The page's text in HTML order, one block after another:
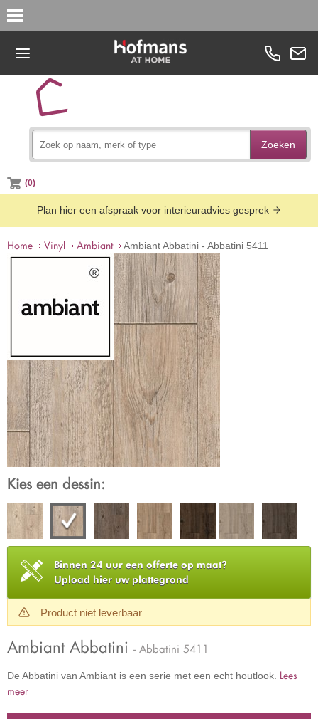
Zoeken
(0)
Plan hier een afspraak voor interieuradvies gesprek
Home Vinyl Ambiant Ambiant Abbatini - Abbatini 5411
Kies een dessin:
Binnen 24 uur een offerte op maat?
Upload hier uw plattegrond
Product niet leverbaar
Ambiant Abbatini - Abbatini 5411
De Abbatini van Ambiant is een serie met een echt houtlook. Lees
meer